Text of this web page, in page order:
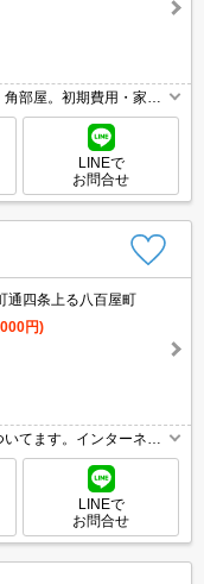
部屋。初期費用・家賃
バー対応。インターネッ
ません。
LINEで
お問合せ
通四条上る八百屋町
円)
てます。インターネッ
ク付きで、一人暮らしも
です!。
LINEで
お問合せ